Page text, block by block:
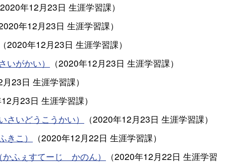
2020年12月23日 生涯学習課）
年12月23日 生涯学習課）
（2020年12月23日 生涯学習課）
がかい）
（2020年12月23日 生涯学習課）
23日 生涯学習課）
月23日 生涯学習課）
いどうこうかい）
（2020年12月23日 生涯学習課）
こ）
（2020年12月22日 生涯学習課）
ふぇすてーじ かのん）
（2020年12月22日 生涯学習